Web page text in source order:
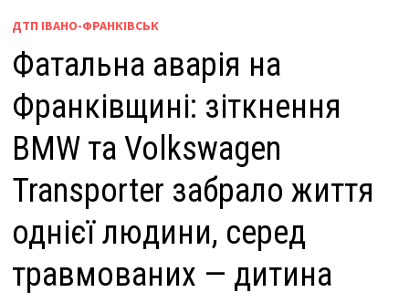
ДТП ІВАНО-ФРАНКІВСЬК
Фатальна аварія на
Франківщині: зіткнення
BMW та Volkswagen
Transporter забрало життя
однієї людини, серед
травмованих — дитина